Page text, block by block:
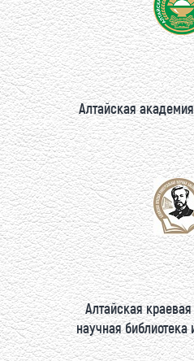
Алтайская
Алтайская
научная